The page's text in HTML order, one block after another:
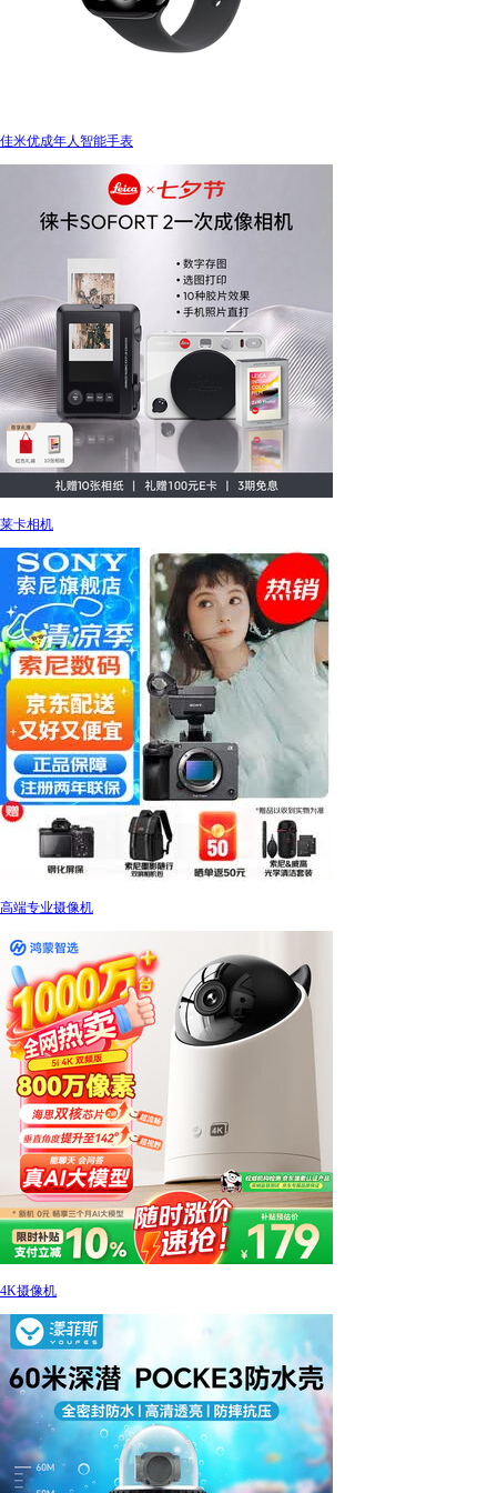
佳米优成年人智能手表
莱卡相机
高端专业摄像机
4K摄像机